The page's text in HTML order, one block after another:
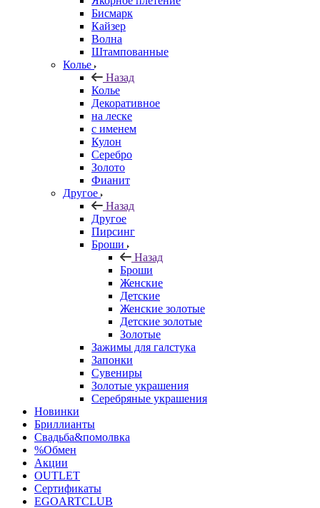
Бисмарк
Кайзер
Волна
Штампованные
Колье
Назад
Колье
Декоративное
на леске
с именем
Кулон
Серебро
Золото
Фианит
Другое
Назад
Другое
Пирсинг
Броши
Назад
Броши
Женские
Детские
Женские золотые
Детские золотые
Золотые
Зажимы для галстука
Запонки
Сувениры
Золотые украшения
Серебряные украшения
Новинки
Бриллианты
Свадьба&помолвка
%Обмен
Акции
OUTLET
Сертификаты
EGOARTCLUB